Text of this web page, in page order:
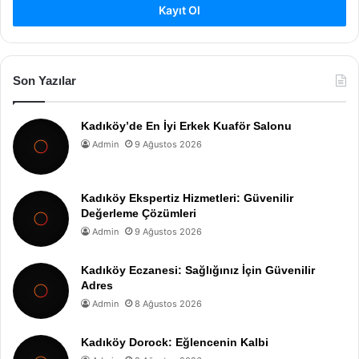
Kayıt Ol
Son Yazılar
Kadıköy’de En İyi Erkek Kuaför Salonu
Admin 9 Ağustos 2026
Kadıköy Ekspertiz Hizmetleri: Güvenilir
Değerleme Çözümleri
Admin 9 Ağustos 2026
Kadıköy Eczanesi: Sağlığınız İçin Güvenilir
Adres
Admin 8 Ağustos 2026
Kadıköy Dorock: Eğlencenin Kalbi